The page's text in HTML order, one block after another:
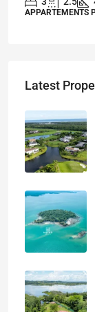
APPARTEMENTS
Latest